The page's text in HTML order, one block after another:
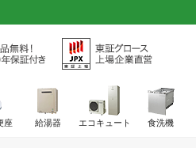
座 給湯器 エコキュート 食洗機